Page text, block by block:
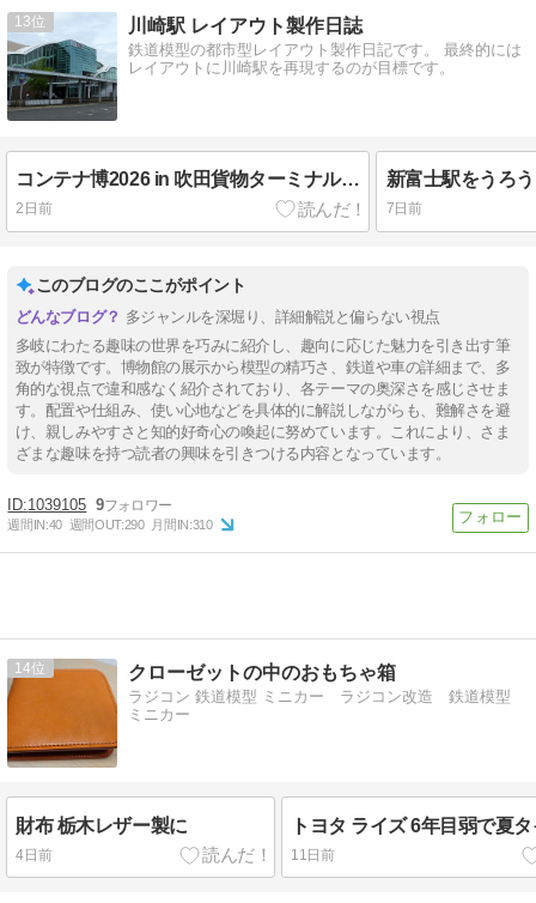
13 川崎駅 レイアウト製作日誌
鉄道模型の都市型レイアウト製作日記です。 最終的には
レイアウトに川崎駅を再現するのが目標です。
コンテナ博2026 in 吹田貨物ターミナル駅 に行ってみた
2日前
新富士駅をうろ
7日前
このブログのここがポイント
多ジャンルを深堀り、詳細解説と偏らない視点
多岐にわたる趣味の世界を巧みに紹介し、趣向に応じた魅力を引き出す筆
致が特徴です。博物館の展示から模型の精巧さ、鉄道や車の詳細まで、多
角的な視点で違和感なく紹介されており、各テーマの奥深さを感じさせま
す。配置や仕組み、使い心地などを具体的に解説しながらも、難解さを避
け、親しみやすさと知的好奇心の喚起に努めています。これにより、さま
ざまな趣味を持つ読者の興味を引きつける内容となっています。
1039105 9
週間IN:40 週間OUT:290 月間IN:310
14 クローゼットの中のおもちゃ箱
ラジコン 鉄道模型 ミニカー ラジコン改造 鉄道模型
ミニカー
財布 栃木レザー製に
4日前
トヨタ ライズ 6年目弱で夏
11日前